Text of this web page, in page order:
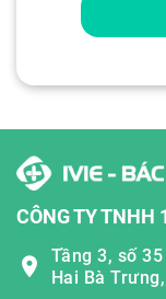
CÔNG TY TNHH
Tầng 3, số
Hai Bà